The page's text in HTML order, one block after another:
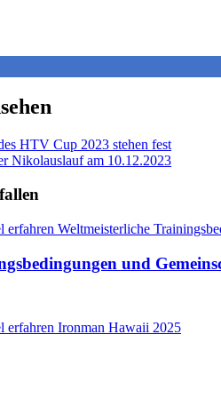
HTV Cup 2023 stehen fest
Nikolauslauf am 10.12.2023
und